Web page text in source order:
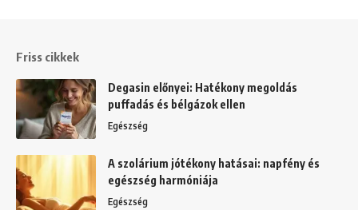
Friss cikkek
Degasin előnyei: Hatékony megoldás
puffadás és bélgázok ellen
Egészség
A szolárium jótékony hatásai: napfény és
egészség harmóniája
Egészség